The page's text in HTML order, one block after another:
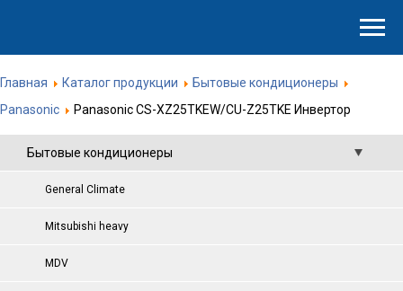
Главная Каталог продукции
Бытовые кондиционеры
Panasonic
Panasonic CS-XZ25TKEW/CU-Z25TKE Инвертор
Бытовые кондиционеры
General Climate
Mitsubishi heavy
MDV